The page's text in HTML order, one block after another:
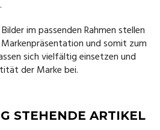
im passenden Rahmen stellen
und somit zum
sich vielfältig einsetzen und
der Marke bei.
STEHENDE ARTIKEL